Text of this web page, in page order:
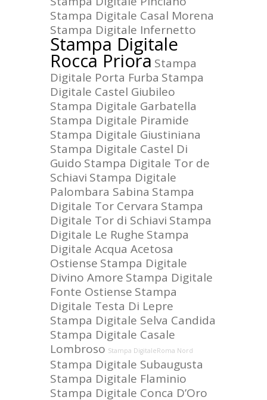
Stampa Digitale Casal Morena
Stampa Digitale Infernetto
Stampa Digitale
Rocca Priora Stampa
Digitale Porta Furba Stampa
Digitale Castel Giubileo
Stampa Digitale Garbatella
Stampa Digitale Piramide
Stampa Digitale Giustiniana
Stampa Digitale Castel Di
Guido Stampa Digitale Tor de
Schiavi Stampa Digitale
Palombara Sabina Stampa
Digitale Tor Cervara Stampa
Digitale Tor di Schiavi Stampa
Digitale Le Rughe Stampa
Digitale Acqua Acetosa
Ostiense Stampa Digitale
Divino Amore Stampa Digitale
Fonte Ostiense Stampa
Digitale Testa Di Lepre
Stampa Digitale Selva Candida
Stampa Digitale Casale
Lombroso Stampa DigitaleRoma Nord
Stampa Digitale Subaugusta
Stampa Digitale Flaminio
Stampa Digitale Conca D’Oro